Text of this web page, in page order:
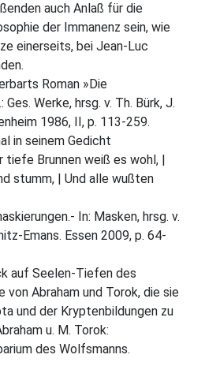
auch Anlaß für die
der Immanenz sein, wie
einerseits, bei Jean-Luc
Roman »Die
Werke, hrsg. v. Th. Bürk, J.
1986, II, p. 113-259.
in seinem Gedicht
tiefe Brunnen weiß es wohl, |
stumm, | Und alle wußten
In: Masken, hrsg. v.
Emans. Essen 2009, p. 64-
auf Seelen-Tiefen des
von Abraham und Torok, die sie
und der Kryptenbildungen zu
u. M. Torok:
des Wolfsmanns.